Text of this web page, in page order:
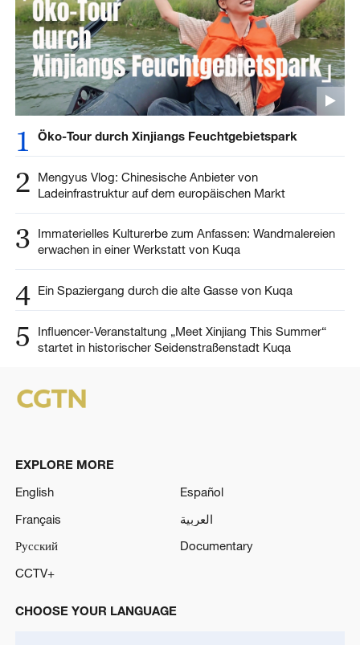
1 Öko-Tour durch Xinjiangs Feuchtgebietspark
2
Mengyus Vlog: Chinesische Anbieter von
Ladeinfrastruktur auf dem europäischen Markt
3
Immaterielles Kulturerbe zum Anfassen: Wandmalereien
erwachen in einer Werkstatt von Kuqa
4 Ein Spaziergang durch die alte Gasse von Kuqa
5
Influencer-Veranstaltung „Meet Xinjiang This Summer“
startet in historischer Seidenstraßenstadt Kuqa
EXPLORE MORE
English
Español
Français
العربية
Русский
Documentary
CCTV+
CHOOSE YOUR LANGUAGE